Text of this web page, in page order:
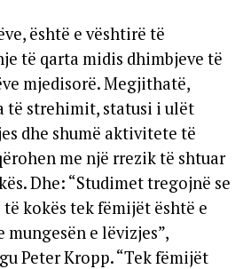
është e vështirë të
të qarta midis dhimbjeve të
mjedisorë. Megjithatë,
të strehimit, statusi i ulët
dhe shumë aktivitete të
me një rrezik të shtuar
Dhe: “Studimet tregojnë se
kokës tek fëmijët është e
e lëvizjes”,
Peter Kropp. “Tek fëmijët